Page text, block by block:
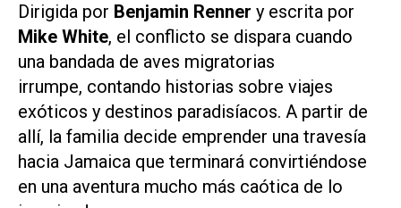
Dirigida por Benjamin Renner y escrita por
Mike White, el conflicto se dispara cuando
una bandada de aves migratorias
irrumpe, contando historias sobre viajes
exóticos y destinos paradisíacos. A partir de
allí, la familia decide emprender una travesía
hacia Jamaica que terminará convirtiéndose
en una aventura mucho más caótica de lo